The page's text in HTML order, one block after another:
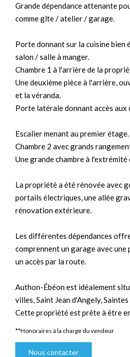
Grande dépendance attenante
comme gîte / atelier / garage.
Porte donnant sur la cuisine bien
salon / salle à manger.
Chambre 1 à l'arrière de la
Une deuxième pièce à l'arrière,
et la véranda.
Porte latérale donnant accès aux
Escalier menant au premier étage.
Chambre 2 avec grands
Une grande chambre à l'extrémité
La propriété a été rénovée avec
portails électriques, une allée
rénovation extérieure.
Les différentes dépendances
comprennent un garage avec
un accès par la route.
Authon-Ébéon est idéalement
villes, Saint Jean d'Angely,
Cette propriété est prête à être
**Honoraires à la charge du vendeur
Nous contacter